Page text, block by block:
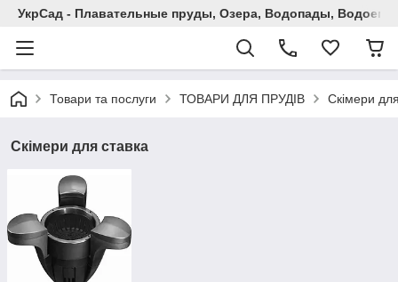
УкрСад - Плавательные пруды, Озера, Водопады,
Товари та послуги ТОВАРИ ДЛЯ ПРУДІВ Скімери
Скімери для ставка